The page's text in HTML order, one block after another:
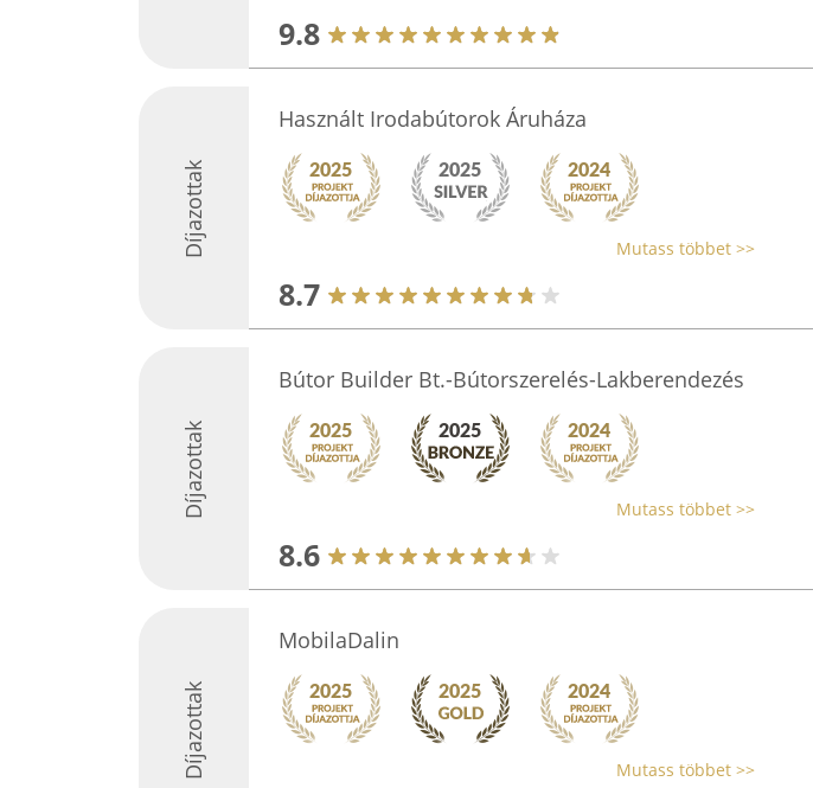
9.8
Díjazottak
Használt Irodabútorok Áruháza
Mutass többet >>
8.7
Díjazottak
Bútor Builder Bt.-Bútorszerelés-Lakberendezés
Mutass többet >>
8.6
Díjazottak
MobilaDalin
Mutass többet >>